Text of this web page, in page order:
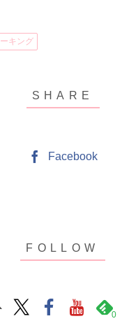
キング
Facebook
0